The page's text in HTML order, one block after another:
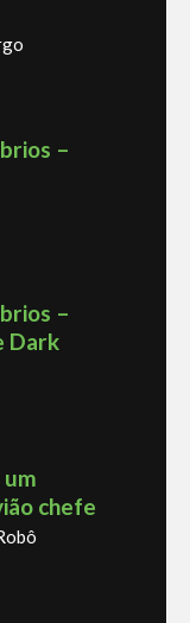
–
–
Dark
chefe